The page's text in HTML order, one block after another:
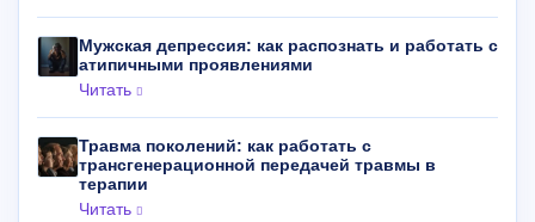
Мужская депрессия: как распознать и работать с
атипичными проявлениями
Читать
Травма поколений: как работать с
трансгенерационной передачей травмы в
терапии
Читать